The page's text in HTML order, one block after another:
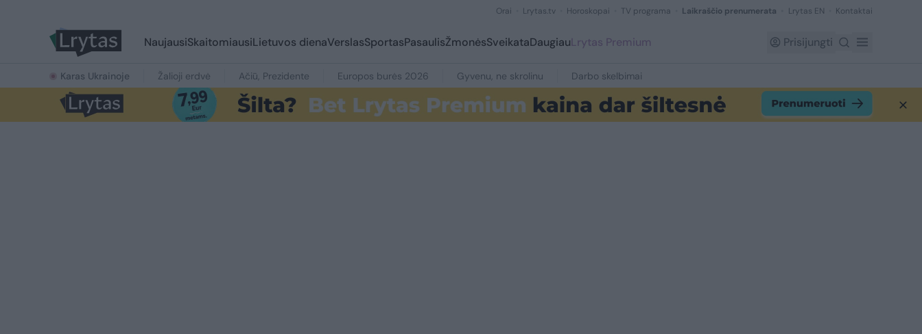
Orai Lrytas.tv Horoskopai TV programa Laikraščio prenumerata Lrytas EN Kontaktai
NaujausiSkaitomiausiLietuvos dienaVerslasSportasPasaulisŽmonėsSveikataDaugiauLrytas Premium Prisijungti
Karas Ukrainoje Žalioji erdvė Ačiū, Prezidente Europos burės 2026 Gyvenu, ne skrolinu Darbo skelbimai